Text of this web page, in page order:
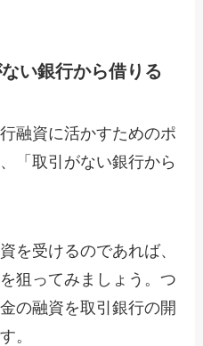
い銀行から借りる
融資に活かすためのポ
「取引がない銀行から
を受けるのであれば、
狙ってみましょう。つ
の融資を取引銀行の開
。